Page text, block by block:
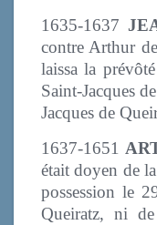
1635-1637
contre Arthur
laissa la
Saint-Jacques
Jacques de
1637-1651
était doyen de
possession le
Queiratz, ni